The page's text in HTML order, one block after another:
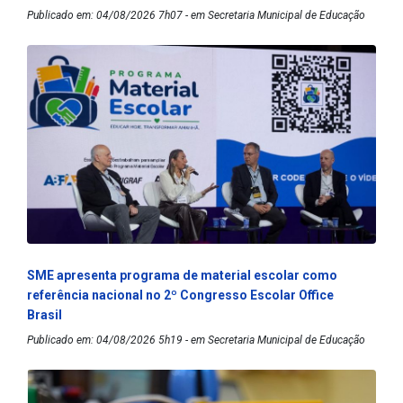
Publicado em: 04/08/2026 7h07 - em Secretaria Municipal de Educação
SME apresenta programa de material escolar como
referência nacional no 2º Congresso Escolar Office
Brasil
Publicado em: 04/08/2026 5h19 - em Secretaria Municipal de Educação